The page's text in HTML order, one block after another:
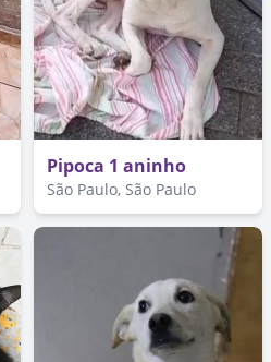
Pipoca 1 aninho
São Paulo, São Paulo